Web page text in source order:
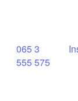
065 3
555 575